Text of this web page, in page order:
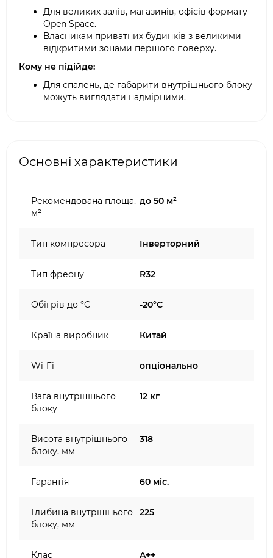
Для великих залів, магазинів, офісів формату
Open Space.
Власникам приватних будинків з великими
відкритими зонами першого поверху.
Кому не підійде:
Для спалень, де габарити внутрішнього блоку
можуть виглядати надмірними.
Основні характеристики
Рекомендована площа,
м²
до 50 м²
Тип компресора Інверторний
Тип фреону R32
Обігрів до °C -20°C
Країна виробник Китай
Wi-Fi опціонально
Вага внутрішнього
блоку
12 кг
Висота внутрішнього
блоку, мм
318
Гарантія 60 міс.
Глибина внутрішнього
блоку, мм
225
Клас A++